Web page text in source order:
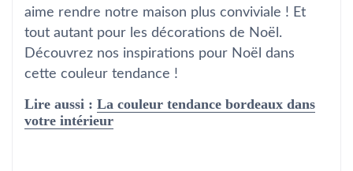
aime rendre notre maison plus conviviale ! Et
tout autant pour les décorations de Noël.
Découvrez nos inspirations pour Noël dans
cette couleur tendance !
Lire aussi : La couleur tendance bordeaux dans
votre intérieur